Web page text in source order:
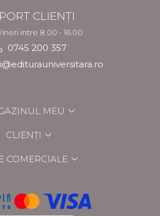
CLIENȚI
intre 8.00 - 16.00
0745 200 357
MEU
CLIENȚI
COMERCIALE